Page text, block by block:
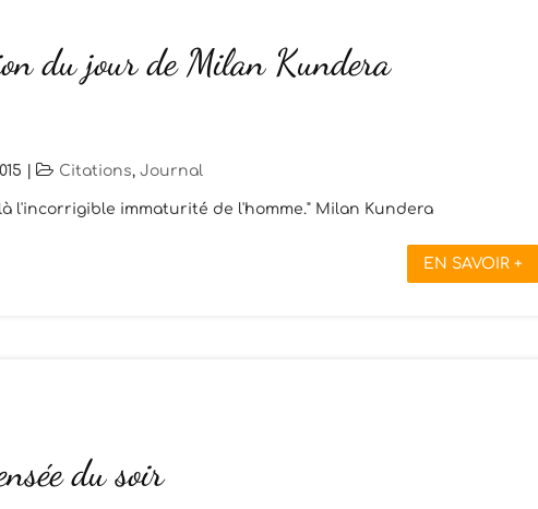
du jour de Milan Kundera
| Citations, Journal
l'incorrigible immaturité de l'homme." Milan Kundera
EN SAVOIR +
du soir